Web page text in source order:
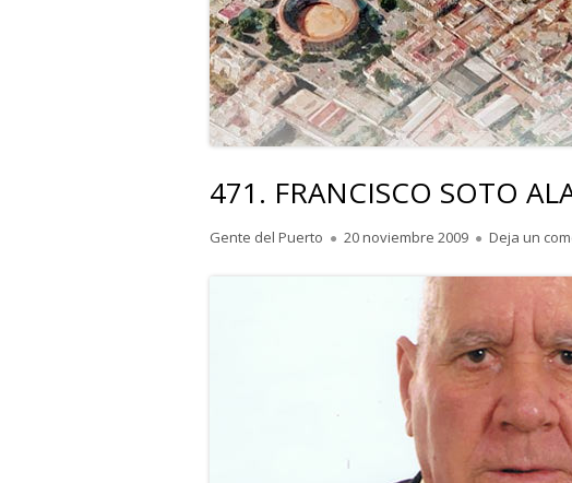
471. FRANCISCO SOTO
Autor
Gente del Puerto
Publicado
20 noviembre 2009 Deja un